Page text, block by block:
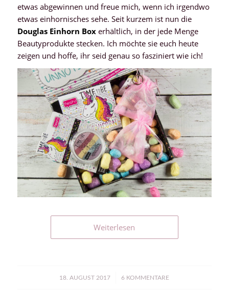
etwas abgewinnen und freue mich, wenn ich irgendwo
etwas einhornisches sehe. Seit kurzem ist nun die
Douglas Einhorn Boxerhältlich, in der jede Menge
Beautyprodukte stecken. Ich möchte sie euch heute
zeigen und hoffe, ihr seid genau so fasziniert wie ich!
Weiterlesen
18. AUGUST 2017
/ 6 KOMMENTARE